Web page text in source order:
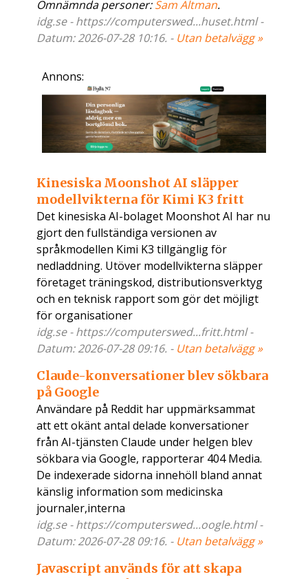
Omnämnda personer:Sam Altman.
idg.se - https://computerswed...huset.html -
Datum: 2026-07-28 10:16. - Utan betalvägg »
Annons:
Kinesiska Moonshot AI släpper
modellvikterna för Kimi K3 fritt
Det kinesiska AI-bolaget Moonshot AI har nu
gjort den fullständiga versionen av
språkmodellen Kimi K3 tillgänglig för
nedladdning. Utöver modellvikterna släpper
företaget träningskod, distributionsverktyg
och en teknisk rapport som gör det möjligt
för organisationer
idg.se - https://computerswed...fritt.html -
Datum: 2026-07-28 09:16. - Utan betalvägg »
Claude-konversationer blev sökbara
på Google
Användare på Reddit har uppmärksammat
att ett okänt antal delade konversationer
från AI-tjänsten Claude under helgen blev
sökbara via Google, rapporterar 404 Media.
De indexerade sidorna innehöll bland annat
känslig information som medicinska
journaler,interna
idg.se - https://computerswed...oogle.html -
Datum: 2026-07-28 09:16. - Utan betalvägg »
Javascript används för att skapa